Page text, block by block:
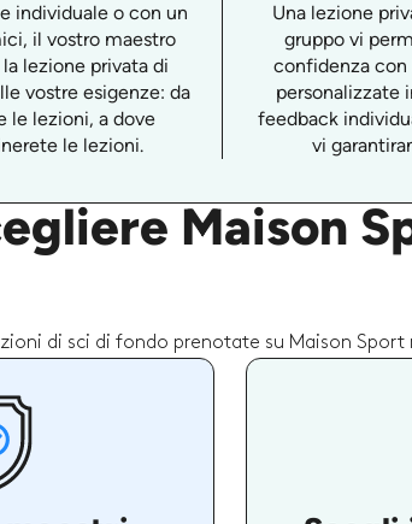
individuale o con un
il vostro maestro
lezione privata di
vostre esigenze: da
le lezioni, a dove
le lezioni.
Una lezione
gruppo vi
confidenza con
personalizzate
feedback
vi
Maison
di sci di fondo prenotate su Maison